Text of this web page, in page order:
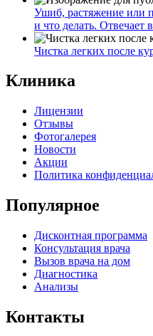
Ушиб, растяжение или
и что делать. Отвечает
Чистка легких после
Клиника
Лицензии
Отзывы
Фотогалерея
Новости
Акции
Политика
Популярное
Дисконтная программа
Консультация врача
Вызов врача на дом
Диагностика
Анализы
Контакты